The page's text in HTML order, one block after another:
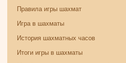
Правила игры шахмат
Игра в шахматы
История шахматных часов
Итоги игры в шахматы